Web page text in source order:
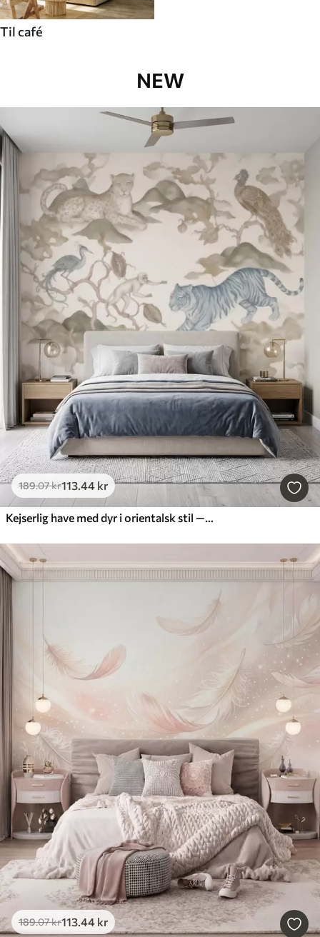
Til café
NEW
189.07kr113.44 kr
Kejserlig have med dyr i orientalsk stil — abe, leopard, tiger, påfugl og hejre
189.07kr113.44 kr